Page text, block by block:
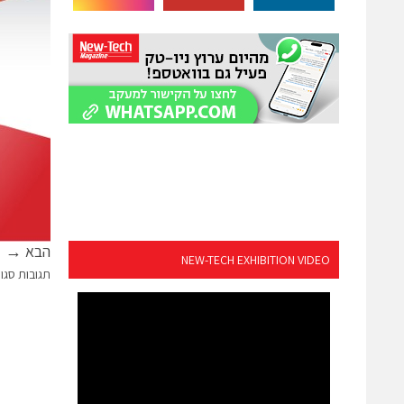
הבא →
תגובות
NEW-TECH EXHIBITION VIDEO